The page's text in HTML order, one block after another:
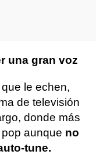
una gran voz
le echen,
de televisión
donde más
aunque no
tune.